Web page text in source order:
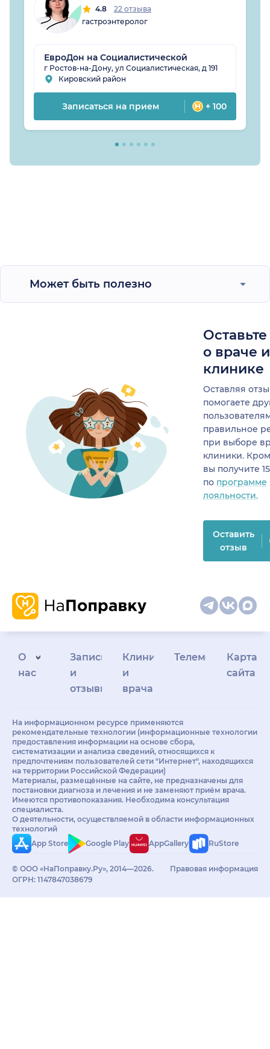
4.8
22 отзыва
гастроэнтеролог
ЕвроДон на Социалистической
г Ростов-на-Дону, ул Социалистическая, д 191
Кировский район
Записаться на прием + 100
Может быть полезно
о враче
клинике
Оставляя
помогаете
правильное
при выборе
клиники.
вы получите
по программе
лояльности.
Оставить
отзыв
О
нас
Запись
и
отзывы
Клиникам
и
врачам
Телемедицина
Карта
сайта
На информационном ресурсе применяются
рекомендательные технологии (информационные технологии
предоставления информации на основе сбора,
систематизации и анализа сведений, относящихся к
предпочтениям пользователей сети "Интернет", находящихся
на территории Российской Федерации)
Материалы, размещённые на сайте, не предназначены для
постановки диагноза и лечения и не заменяют приём врача.
Имеются противопоказания. Необходима консультация
специалиста.
О деятельности, осуществляемой в области информационных
технологий
App Store
Google Play AppGallery RuStore
© ООО «НаПоправку.Ру», 2014—2026.
ОГРН: 1147847038679
Правовая информация